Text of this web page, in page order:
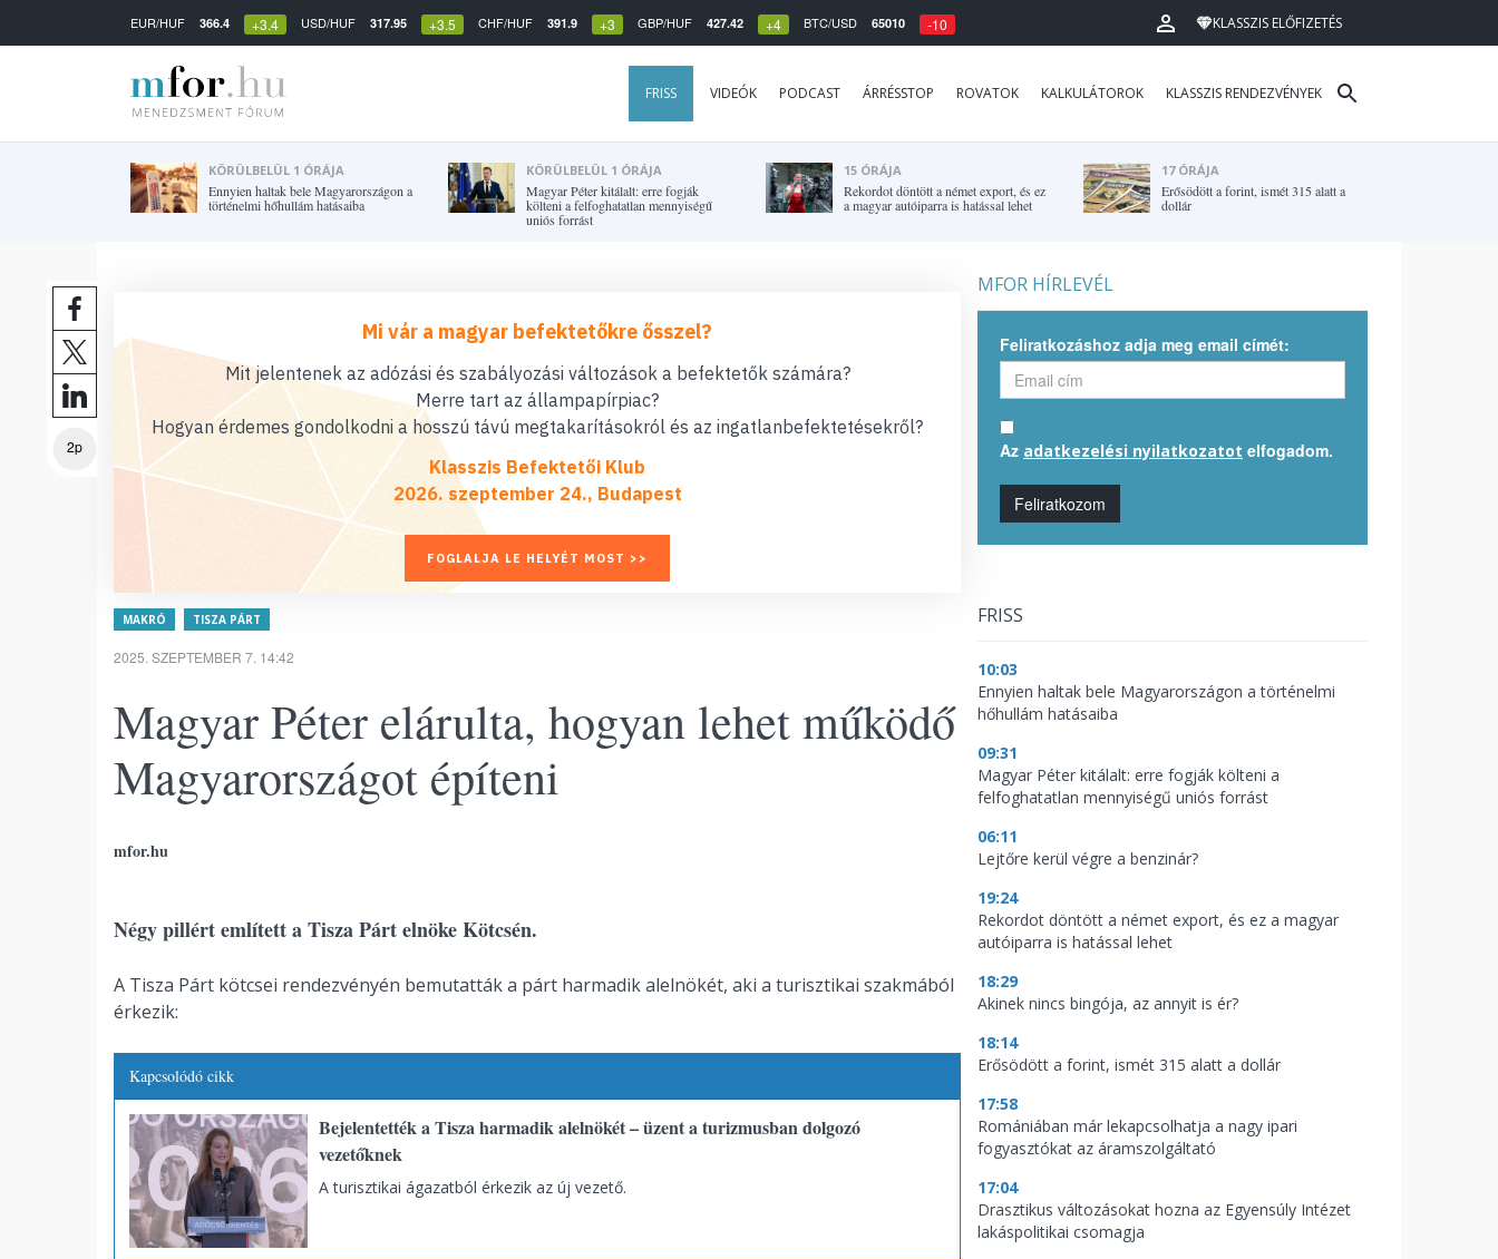
EUR/HUF 366.4 +3.4 USD/HUF 317.95 +3.5 CHF/HUF 391.9 +3 GBP/HUF 427.42 +4 BTC/USD 65010 -10 KLASSZIS ELŐFIZETÉS
FRISS VIDEÓK PODCAST ÁRRÉSSTOP ROVATOK KALKULÁTOROK KLASSZIS RENDEZVÉNYEK
KÖRÜLBELÜL 1 ÓRÁJA
Ennyien haltak bele Magyarországon a
történelmi hőhullám hatásaiba
KÖRÜLBELÜL 1 ÓRÁJA
Magyar Péter kitálalt: erre fogják
költeni a felfoghatatlan mennyiségű
uniós forrást
15 ÓRÁJA
Rekordot döntött a német export, és ez
a magyar autóiparra is hatással lehet
17 ÓRÁJA
Erősödött a forint, ismét 315 alatt a
dollár
2p
Mi vár a magyar befektetőkre ősszel?
Mit jelentenek az adózási és szabályozási változások a befektetők számára?
Merre tart az állampapírpiac?
Hogyan érdemes gondolkodni a hosszú távú megtakarításokról és az ingatlanbefektetésekről?
Klasszis Befektetői Klub
2026. szeptember 24., Budapest
FOGLALJA LE HELYÉT MOST >>
MAKRÓ TISZA PÁRT
2025. SZEPTEMBER 7. 14:42
Magyar Péter elárulta, hogyan lehet működő
Magyarországot építeni
mfor.hu
Négy pillért említett a Tisza Párt elnöke Kötcsén.
A Tisza Párt kötcsei rendezvényén bemutatták a párt harmadik alelnökét, aki a turisztikai szakmából
érkezik:
Kapcsolódó cikk
Bejelentették a Tisza harmadik alelnökét – üzent a turizmusban dolgozó
vezetőknek
A turisztikai ágazatból érkezik az új vezető.
MFOR HÍRLEVÉL
Feliratkozáshoz adja meg email címét:
Az adatkezelési nyilatkozatot elfogadom.
Feliratkozom
FRISS
10:03
Ennyien haltak bele Magyarországon a történelmi
hőhullám hatásaiba
09:31
Magyar Péter kitálalt: erre fogják költeni a
felfoghatatlan mennyiségű uniós forrást
06:11
Lejtőre kerül végre a benzinár?
19:24
Rekordot döntött a német export, és ez a magyar
autóiparra is hatással lehet
18:29
Akinek nincs bingója, az annyit is ér?
18:14
Erősödött a forint, ismét 315 alatt a dollár
17:58
Romániában már lekapcsolhatja a nagy ipari
fogyasztókat az áramszolgáltató
17:04
Drasztikus változásokat hozna az Egyensúly Intézet
lakáspolitikai csomagja